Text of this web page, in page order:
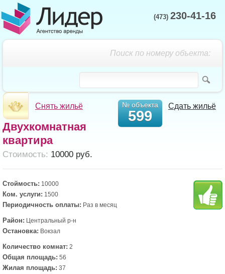
(473) 230-41-16
Поиск по номеру объекта:
Снять жильё Сдать жильё
№ объекта
599
Двухкомнатная
квартира
Cтоимость: 10000 руб.
Стоймость: 10000
Ком. услуги: 1500
Периодичность оплаты: Раз в месяц
Район: Центральный р-н
Остановка: Вокзал
Количество комнат: 2
Общая площадь: 56
Жилая площадь: 37